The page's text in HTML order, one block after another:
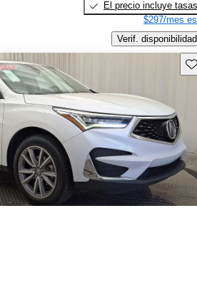
El precio incluye tasas
$297/mes
Verif. disponibilidad